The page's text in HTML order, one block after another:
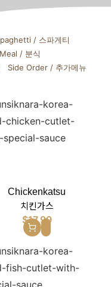
/ 스파게티
/ 분식
Side Order / 추가메뉴
Chickenkatsu
치킨가스
$17.99